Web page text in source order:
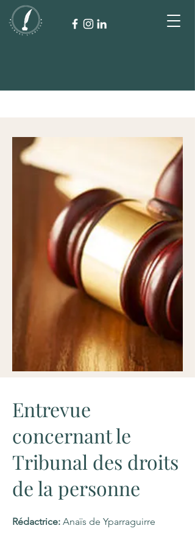
Entrevue
concernant le
Tribunal des droits
de la personne
Rédactrice: Anaïs de Yparraguirre